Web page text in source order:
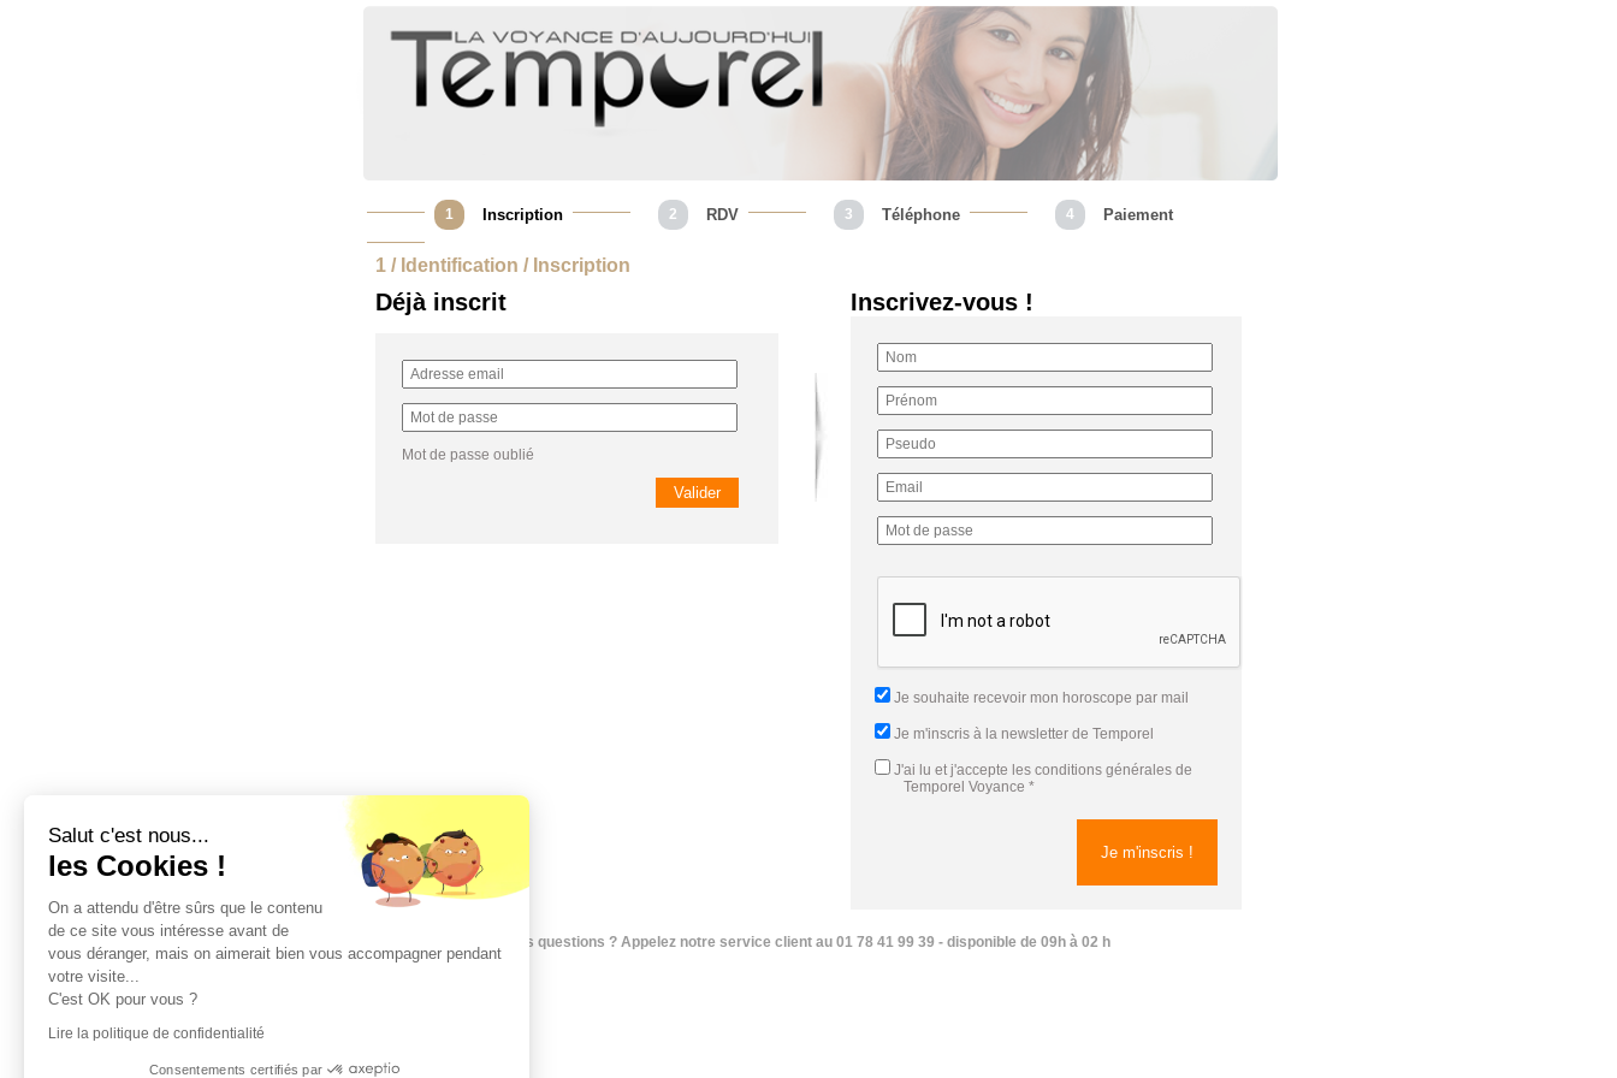
1 Inscription 2 RDV 3 Téléphone 4 Paiement
1 / Identification / Inscription
Déjà inscrit
Mot de passe oublié
Inscrivez-vous !
Je souhaite recevoir mon horoscope par mail
Je m'inscris à la newsletter de Temporel
J'ai lu et j'accepte les conditions générales de
Temporel Voyance *
Des questions ? Appelez notre service client au 01 78 41 99 39 - disponible de 09h à 02 h
Salut c'est nous...
les Cookies !
On a attendu d'être sûrs que le contenu
de ce site vous intéresse avant de
vous déranger, mais on aimerait bien vous accompagner pendant
votre visite...
C'est OK pour vous ?
Lire la politique de confidentialité
Consentements certifiés par